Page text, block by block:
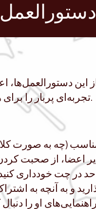
تجربه‌ای پربار را برای همه تضمین می‌کنند.